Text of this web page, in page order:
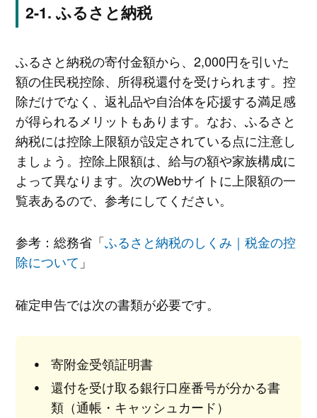
ふるさと納税
ふるさと納税の寄付金額から、2,000円を引いた
額の住民税控除、所得税還付を受けられます。控
除だけでなく、返礼品や自治体を応援する満足感
が得られるメリットもあります。なお、ふるさと
納税には控除上限額が設定されている点に注意し
ましょう。控除上限額は、給与の額や家族構成に
よって異なります。次のWebサイトに上限額の一
覧表あるので、参考にしてください。
参考：総務省「ふるさと納税のしくみ｜税金の控
除について 」
確定申告では次の書類が必要です。
寄附金受領証明書
還付を受け取る銀行口座番号が分かる書
類（通帳・キャッシュカード）